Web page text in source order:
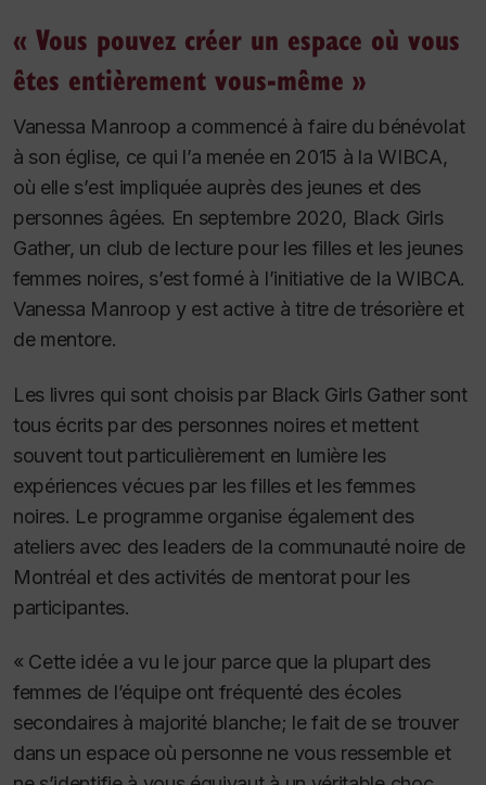
« Vous pouvez créer un espace où vous
êtes entièrement vous-même »
Vanessa Manroop a commencé à faire du bénévolat
à son église, ce qui l’a menée en 2015 à la WIBCA,
où elle s’est impliquée auprès des jeunes et des
personnes âgées. En septembre 2020, Black Girls
Gather, un club de lecture pour les filles et les jeunes
femmes noires, s’est formé à l’initiative de la WIBCA.
Vanessa Manroop y est active à titre de trésorière et
de mentore.
Les livres qui sont choisis par Black Girls Gather sont
tous écrits par des personnes noires et mettent
souvent tout particulièrement en lumière les
expériences vécues par les filles et les femmes
noires. Le programme organise également des
ateliers avec des leaders de la communauté noire de
Montréal et des activités de mentorat pour les
participantes.
« Cette idée a vu le jour parce que la plupart des
femmes de l’équipe ont fréquenté des écoles
secondaires à majorité blanche; le fait de se trouver
dans un espace où personne ne vous ressemble et